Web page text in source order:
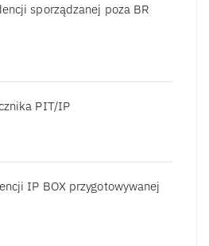
sporządzanej poza BR
PIT/IP
IP BOX przygotowywanej